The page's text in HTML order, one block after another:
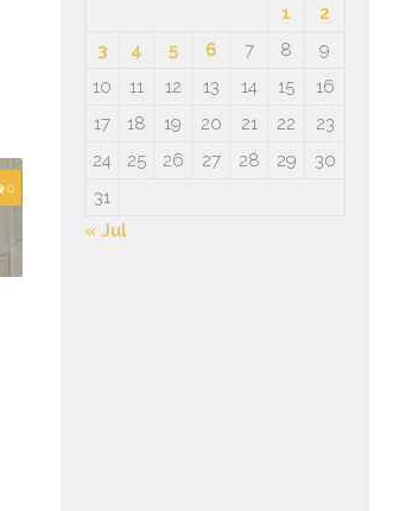
0
1
2
3
4 5 6 7 8
9
10
11 12 13 14 15
16
17
18 19 20 21 22
23
24
25 26 27 28 29
30
31
« Jul